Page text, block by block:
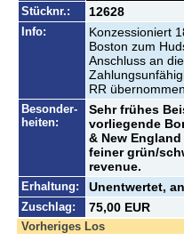
Stücknr.: 12628
Info:
Konzessioniert
Boston zum
Anschluss an
RR
Besonder-
heiten:
Sehr frühes
vorliegende
& New
feiner grün/
revenue.
Erhaltung: Unentwertet,
Zuschlag: 75,00 EUR
Vorheriges Los